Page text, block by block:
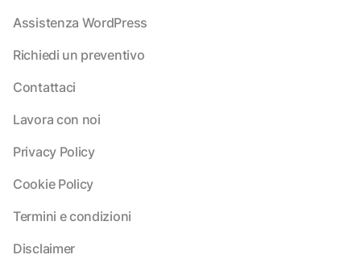
Assistenza WordPress
Richiedi un preventivo
Contattaci
Lavora con noi
Privacy Policy
Cookie Policy
Termini e condizioni
Disclaimer